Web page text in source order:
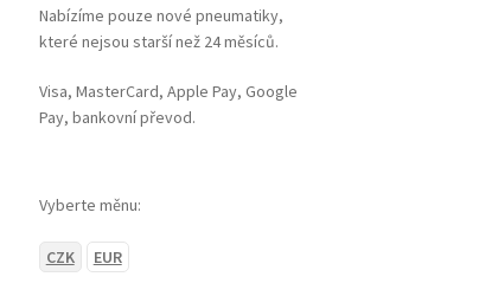
Nabízíme pouze nové pneumatiky,
které nejsou starší než 24 měsíců.
Visa, MasterCard, Apple Pay, Google
Pay, bankovní převod.
Vyberte měnu:
CZK EUR